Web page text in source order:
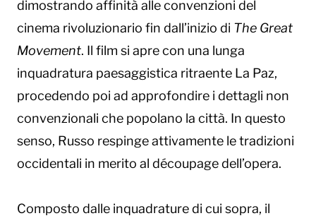
dimostrando affinità alle convenzioni del
cinema rivoluzionario fin dall’inizio di The Great
Movement. Il film si apre con una lunga
inquadratura paesaggistica ritraente La Paz,
procedendo poi ad approfondire i dettagli non
convenzionali che popolano la città. In questo
senso, Russo respinge attivamente le tradizioni
occidentali in merito al découpage dell’opera.
Composto dalle inquadrature di cui sopra, il